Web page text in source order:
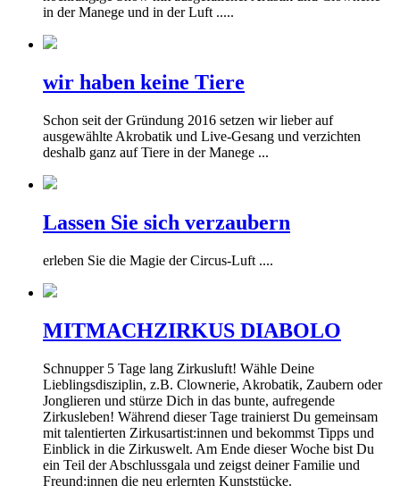
in der Manege und in der Luft .....
wir haben keine Tiere
Schon seit der Gründung 2016 setzen wir lieber auf
ausgewählte Akrobatik und Live-Gesang und verzichten
deshalb ganz auf Tiere in der Manege ...
Lassen Sie sich verzaubern
erleben Sie die Magie der Circus-Luft ....
MITMACHZIRKUS DIABOLO
Schnupper 5 Tage lang Zirkusluft! Wähle Deine
Lieblingsdisziplin, z.B. Clownerie, Akrobatik, Zaubern oder
Jonglieren und stürze Dich in das bunte, aufregende
Zirkusleben! Während dieser Tage trainierst Du gemeinsam
mit talentierten Zirkusartist:innen und bekommst Tipps und
Einblick in die Zirkuswelt. Am Ende dieser Woche bist Du
ein Teil der Abschlussgala und zeigst deiner Familie und
Freund:innen die neu erlernten Kunststücke.